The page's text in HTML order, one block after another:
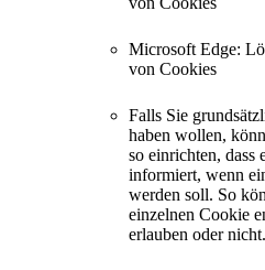
Microsoft Edge:
von Cookies
Falls Sie
haben wollen,
so einrichten, dass
informiert, wenn
werden soll. So
einzelnen Cookie
erlauben oder nicht.